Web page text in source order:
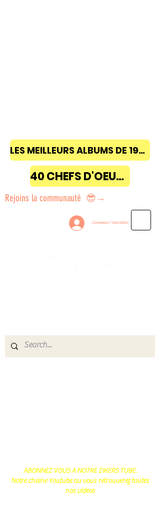
LES MEILLEURS ALBUMS DE 1968 à 2018
40 CHEFS D'OEUVRE
Rejoins la communauté 😎→
Connexion / Inscription
ABONNEZ VOUS A NOTRE ZIKERS TUBE.
Notre chaine Youtube ou vous retrouverez toutes
nos videos